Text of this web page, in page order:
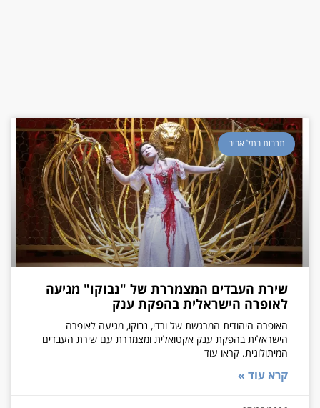
תרבות בתל אביב
שירת העבדים המצמררת של "נבוקו" מגיעה
לאופרה הישראלית בהפקת ענק
האופרה היהודית המרגשת של ורדי, נבוקו, מגיעה לאופרה
הישראלית בהפקת ענק אקטואלית ומצמררת עם שירת העבדים
המיתולוגית. קראו עוד
קרא עוד »